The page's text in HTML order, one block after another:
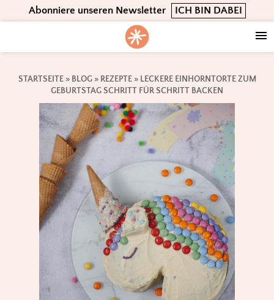
to
navigation
to
content
to
Abonniere unseren Newsletter ICH BIN DABEI
STARTSEITE» BLOG» REZEPTE» LECKERE EINHORNTORTE ZUM
GEBURTSTAG SCHRITT FÜR SCHRITT BACKEN